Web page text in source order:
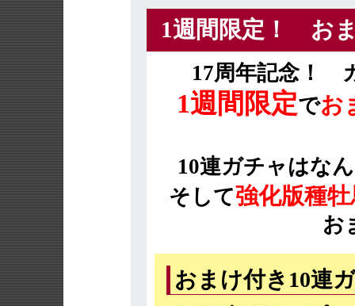
1週間限定！ お
17周年記念！
1週間限定でお
10連ガチャはな
そして強化版種
お
おまけ付き10連